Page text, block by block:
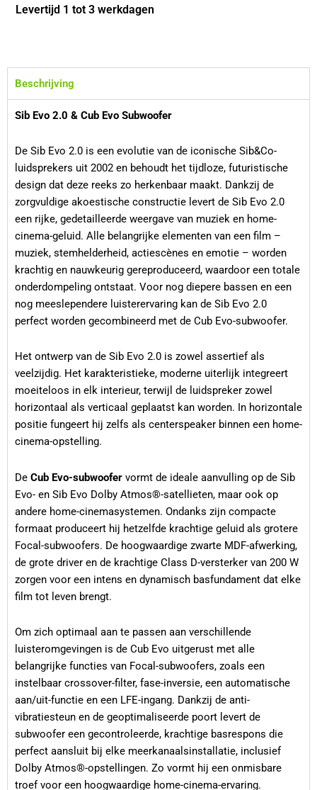
&
aantal
Levertijd 1 tot 3 werkdagen
Beschrijving
Sib Evo 2.0 & Cub Evo Subwoofer
De Sib Evo 2.0 is een evolutie van de iconische Sib&Co-
luidsprekers uit 2002 en behoudt het tijdloze, futuristische
design dat deze reeks zo herkenbaar maakt. Dankzij de
zorgvuldige akoestische constructie levert de Sib Evo 2.0
een rijke, gedetailleerde weergave van muziek en home-
cinema-geluid. Alle belangrijke elementen van een film –
muziek, stemhelderheid, actiescènes en emotie – worden
krachtig en nauwkeurig gereproduceerd, waardoor een totale
onderdompeling ontstaat. Voor nog diepere bassen en een
nog meeslependere luisterervaring kan de Sib Evo 2.0
perfect worden gecombineerd met de Cub Evo-subwoofer.
Het ontwerp van de Sib Evo 2.0 is zowel assertief als
veelzijdig. Het karakteristieke, moderne uiterlijk integreert
moeiteloos in elk interieur, terwijl de luidspreker zowel
horizontaal als verticaal geplaatst kan worden. In horizontale
positie fungeert hij zelfs als centerspeaker binnen een home-
cinema-opstelling.
De Cub Evo-subwoofer vormt de ideale aanvulling op de Sib
Evo- en Sib Evo Dolby Atmos®-satellieten, maar ook op
andere home-cinemasystemen. Ondanks zijn compacte
formaat produceert hij hetzelfde krachtige geluid als grotere
Focal-subwoofers. De hoogwaardige zwarte MDF-afwerking,
de grote driver en de krachtige Class D-versterker van 200 W
zorgen voor een intens en dynamisch basfundament dat elke
film tot leven brengt.
Om zich optimaal aan te passen aan verschillende
luisteromgevingen is de Cub Evo uitgerust met alle
belangrijke functies van Focal-subwoofers, zoals een
instelbaar crossover-filter, fase-inversie, een automatische
aan/uit-functie en een LFE-ingang. Dankzij de anti-
vibratiesteun en de geoptimaliseerde poort levert de
subwoofer een gecontroleerde, krachtige basrespons die
perfect aansluit bij elke meerkanaalsinstallatie, inclusief
Dolby Atmos®-opstellingen. Zo vormt hij een onmisbare
troef voor een hoogwaardige home-cinema-ervaring.